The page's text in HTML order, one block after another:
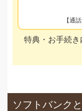
【通
特典・お手続
ソフトバンク